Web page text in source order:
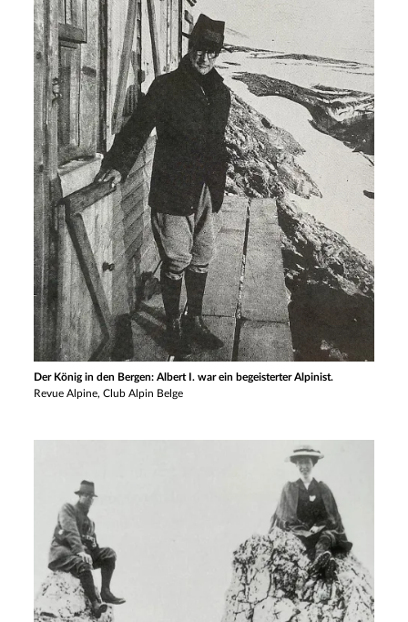
Der König in den Bergen: Albert I. war ein begeisterter Alpinist.
Revue Alpine, Club Alpin Belge